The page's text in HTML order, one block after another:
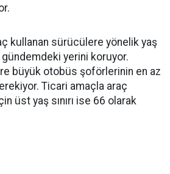
kullanan sürücülere yönelik yaş
gündemdeki yerini koruyor.
büyük otobüs şoförlerinin en az
Ticari amaçla araç
üst yaş sınırı ise 66 olarak